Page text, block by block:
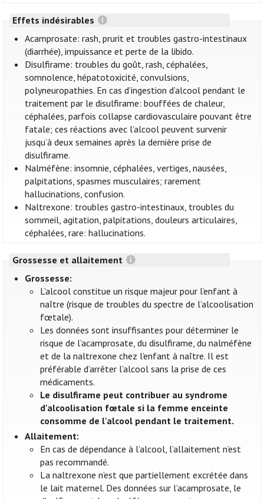
Effets indésirables
Acamprosate: rash, prurit et troubles gastro-intestinaux
(diarrhée), impuissance et perte de la libido.
Disulfirame: troubles du goût, rash, céphalées,
somnolence, hépatotoxicité, convulsions,
polyneuropathies. En cas d’ingestion d’alcool pendant le
traitement par le disulfirame: bouffées de chaleur,
céphalées, parfois collapse cardiovasculaire pouvant être
fatale; ces réactions avec l’alcool peuvent survenir
jusqu’à deux semaines après la dernière prise de
disulfirame.
Nalméfène: insomnie, céphalées, vertiges, nausées,
palpitations, spasmes musculaires; rarement
hallucinations, confusion.
Naltrexone: troubles gastro-intestinaux, troubles du
sommeil, agitation, palpitations, douleurs articulaires,
céphalées, rare: hallucinations.
Grossesse et allaitement
Grossesse:
L’alcool constitue un risque majeur pour l’enfant à
naître (risque de troubles du spectre de l’alcoolisation
fœtale).
Les données sont insuffisantes pour déterminer le
risque de l’acamprosate, du disulfirame, du nalméfène
et de la naltrexone chez l’enfant à naître. Il est
préférable d’arrêter l’alcool sans la prise de ces
médicaments.
Le disulfirame peut contribuer au syndrome
d'alcoolisation fœtale si la femme enceinte
consomme de l'alcool pendant le traitement.
Allaitement:
En cas de dépendance à l’alcool, l’allaitement n’est
pas recommandé.
La naltrexone n’est que partiellement excrétée dans
le lait maternel. Des données sur l’acamprosate, le